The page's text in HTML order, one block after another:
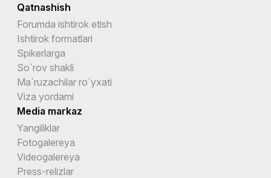
Qatnashish
Forumda ishtirok etish
Ishtirok formatlari
Spikerlarga
So`rov shakli
Ma`ruzachilar ro`yxati
Viza yordami
Media markaz
Yangiliklar
Fotogalereya
Videogalereya
Press-relizlar